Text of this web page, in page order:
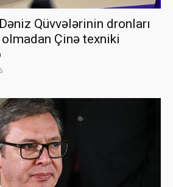
Qüvvələrinin dronları
Çinə texniki